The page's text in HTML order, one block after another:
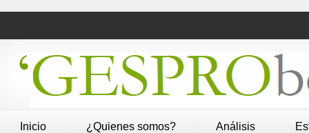
Inicio ¿Quienes somos? Análisis